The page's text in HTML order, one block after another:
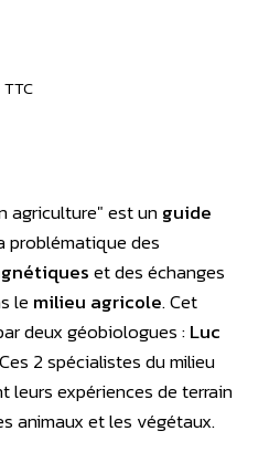
TTC
agriculture" est unguide
problématique des
et des échanges
lemilieu agricole. Cet
deux géobiologues :Luc
Ces 2 spécialistes du milieu
leurs expériences de terrain
animaux et les végétaux.